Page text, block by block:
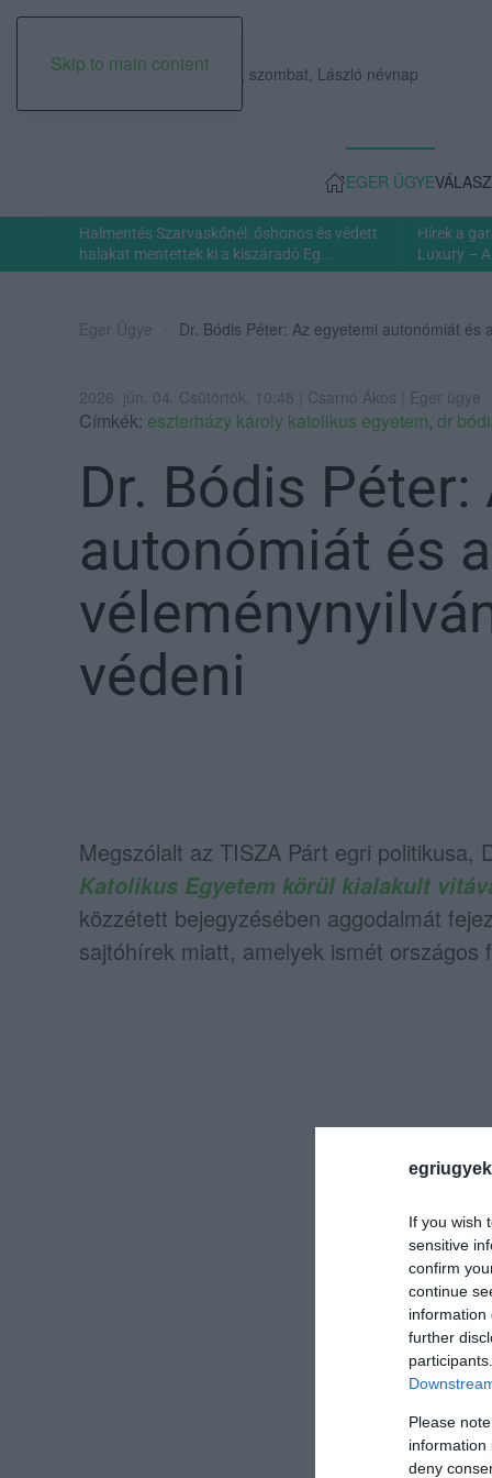
If you wish
sensitive
confirm
continue
information
further
Please
information
deny
Skip to main content
2026. augusztus 08., szombat, László névnap
EGER ÜGYE
Halmentés Szarvaskőnél: őshonos és védett
halakat mentettek ki a kiszáradó Eg...
Hírek a
Luxury –
Eger Ügye Dr. Bódis Péter: Az egyetemi autonómiát
2026. jún. 04. Csütörtök, 10:48 | Csarnó Ákos | Eger ügye
Címkék: eszterházy károly katolikus egyetem, dr
Dr. Bódis
autonómiát és
védeni
Megszólalt az TISZA Párt egri politikusa,
Katolikus Egyetem körül kialakult
közzétett bejegyzésében aggodalmát
sajtóhírek miatt, amelyek ismét országos